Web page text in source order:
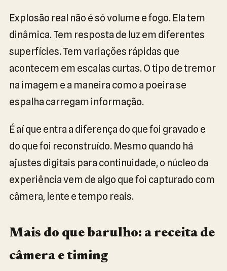
Explosão real não é só volume e fogo. Ela tem
dinâmica. Tem resposta de luz em diferentes
superfícies. Tem variações rápidas que
acontecem em escalas curtas. O tipo de tremor
na imagem e a maneira como a poeira se
espalha carregam informação.
É aí que entra a diferença do que foi gravado e
do que foi reconstruído. Mesmo quando há
ajustes digitais para continuidade, o núcleo da
experiência vem de algo que foi capturado com
câmera, lente e tempo reais.
Mais do que barulho: a receita de
câmera e timing